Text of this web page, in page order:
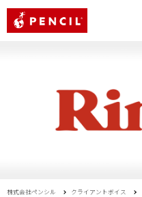
株式会社ペンシル クライアントボイス